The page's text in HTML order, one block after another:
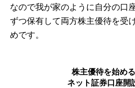
なので我が家のように自分の口
ずつ保有して両方株主優待を受
めです。
株主優待を始め
ネット証券口座開